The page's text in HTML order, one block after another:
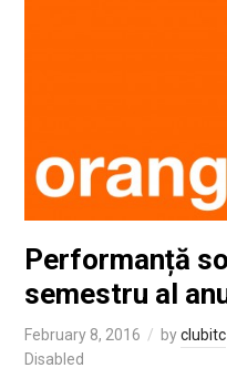
Performanță
semestru al
February 8, 2016 byclubitc
Disabled